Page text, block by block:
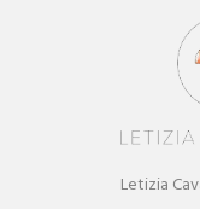
Letizia